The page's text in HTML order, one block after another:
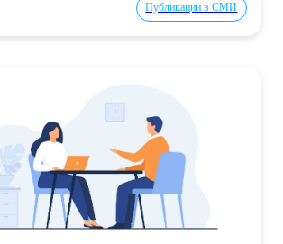
Публикации в СМИ